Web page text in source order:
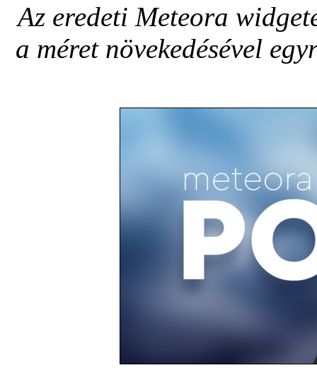
Az eredeti Meteora
a méret növekedésével